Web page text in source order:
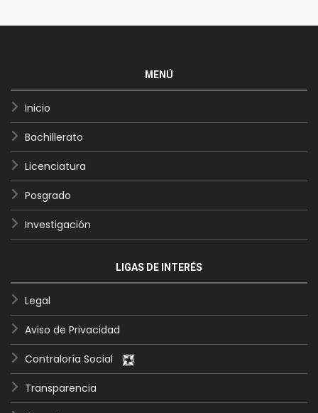
MENÚ
Inicio
Bachillerato
Licenciatura
Posgrado
Investigación
LIGAS DE INTERÉS
Legal
Aviso de Privacidad
Contraloría Social
Transparencia